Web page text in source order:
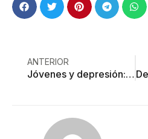
ANTERIOR
Jóvenes y depresión: una batalla en la etapa crítica de la vida